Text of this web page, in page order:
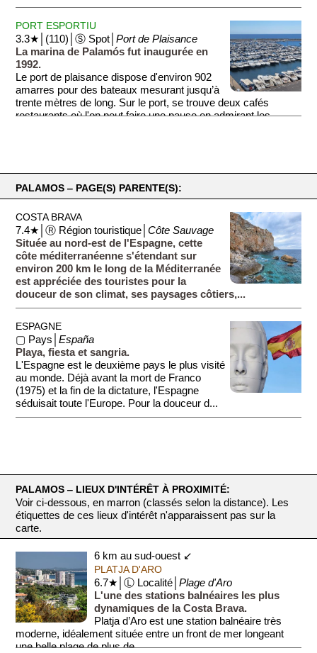
PORT ESPORTIU
3.3★│(110)│Ⓢ Spot│Port de Plaisance
La marina de Palamós fut inaugurée en
1992.
Le port de plaisance dispose d'environ 902
amarres pour des bateaux mesurant jusqu’à
trente mètres de long. Sur le port, se trouve deux cafés
restaurants où l'on peut faire une pause en admirant les
PALAMOS ‒ PAGE(S) PARENTE(S):
COSTA BRAVA
7.4★│Ⓡ Région touristique│Côte Sauvage
Située au nord-est de l'Espagne, cette
côte méditerranéenne s'étendant sur
environ 200 km le long de la Méditerranée
est appréciée des touristes pour la
douceur de son climat, ses paysages côtiers,...
ESPAGNE
▢ Pays│España
Playa, fiesta et sangria.
L'Espagne est le deuxième pays le plus visité
au monde. Déjà avant la mort de Franco
(1975) et la fin de la dictature, l'Espagne
séduisait toute l'Europe. Pour la douceur d...
PALAMOS ‒ LIEUX D'INTÉRÊT À PROXIMITÉ:
Voir ci-dessous, en marron (classés selon la distance). Les
étiquettes de ces lieux d'intérêt n'apparaissent pas sur la
carte.
6 km au sud-ouest ↙
PLATJA D'ARO
6.7★│Ⓛ Localité│Plage d'Aro
L'une des stations balnéaires les plus
dynamiques de la Costa Brava.
Platja d’Aro est une station balnéaire très
moderne, idéalement située entre un front de mer longeant
une belle plage de plus de...